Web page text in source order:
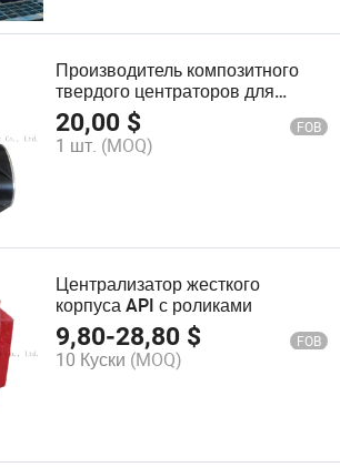
Производитель композитного
твердого центраторов для
цементирования API
20,00 $ FOB
1 шт. (MOQ)
Централизатор жесткого
корпуса API с роликами
9,80-28,80 $ FOB
10 Куски (MOQ)